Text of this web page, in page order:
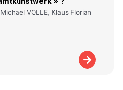
VOLLE, Klaus Florian